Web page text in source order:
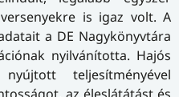
is igaz volt. A
a DE Nagykönyvtára
nyilvánította. Hajós
teljesítményével